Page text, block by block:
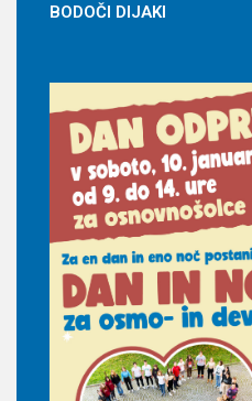
BODOČI DIJAKI